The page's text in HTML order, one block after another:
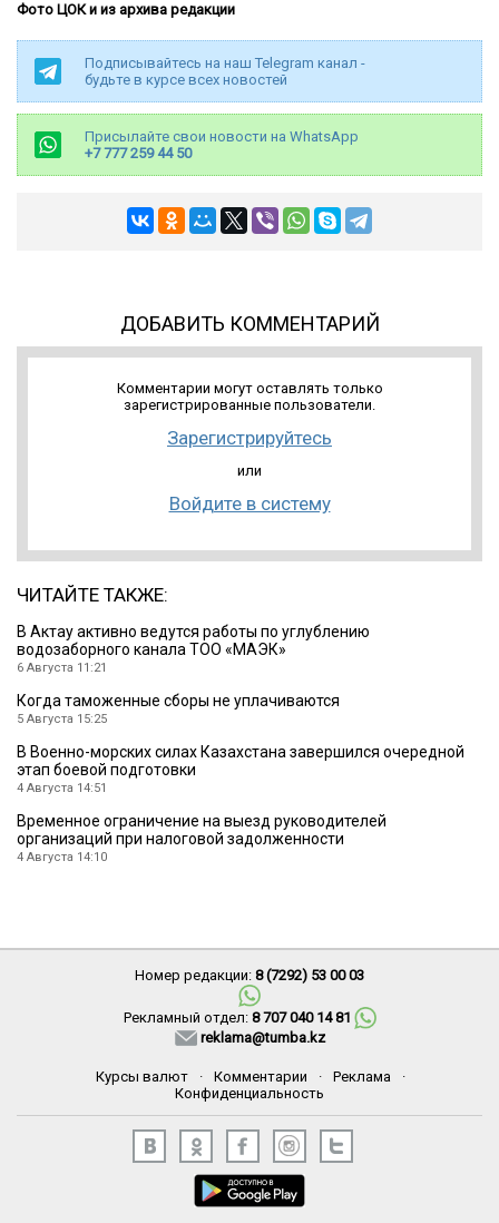
Фото ЦОК и из архива редакции
Подписывайтесь на наш Telegram канал -
будьте в курсе всех новостей
Присылайте свои новости на WhatsApp
+7 777 259 44 50
ДОБАВИТЬ КОММЕНТАРИЙ
Комментарии могут оставлять только
зарегистрированные пользователи.
Зарегистрируйтесь
или
Войдите в систему
ЧИТАЙТЕ ТАКЖЕ:
В Актау активно ведутся работы по углублению
водозаборного канала ТОО «МАЭК»
6 Августа 11:21
Когда таможенные сборы не уплачиваются
5 Августа 15:25
В Военно-морских силах Казахстана завершился очередной
этап боевой подготовки
4 Августа 14:51
Временное ограничение на выезд руководителей
организаций при налоговой задолженности
4 Августа 14:10
Номер редакции: 8 (7292) 53 00 03
Рекламный отдел: 8 707 040 14 81
reklama@tumba.kz
Курсы валют · Комментарии · Реклама
·
Конфиденциальность